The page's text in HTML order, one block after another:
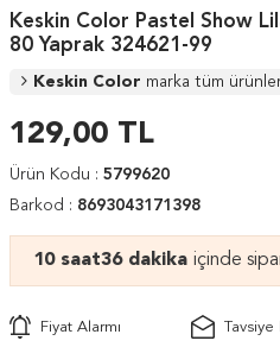
Keskin Color Pastel Show
80 Yaprak 324621-99
Keskin Color marka tüm
129,00 TL
Ürün Kodu : 5799620
Barkod : 8693043171398
10 saat36 dakika içinde
Fiyat Alarmı Tavsiye